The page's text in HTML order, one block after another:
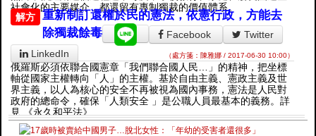
社會化的主要媒介，都還留有專制獨裁的價值體系。
解方
重新制訂還權於民的憲法，依憲行政，方能去
除獨裁餘毒
Facebook
Twitter
LinkedIn
（處方箋：陳雅娜 / 2017-06-30 10:00）
俄羅斯必須依聯合國憲章「我們聯合國人民…」的精神，把坐標
軸從國家主權轉向「人」的主權。基於自由主義、憲政主義及世
界主義，以人為核心的安全不再被視為國內事務，憲法是人民對
政府的總命令，確保「人類安全 」是公職人員最基本的義務。詳
見 《永久和平法》